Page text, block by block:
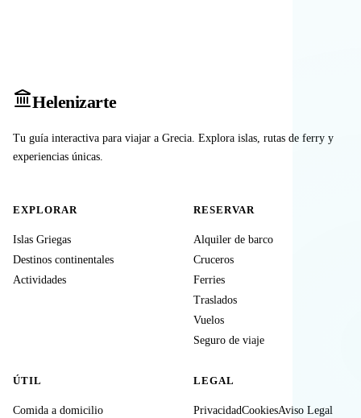
Helenizarte
Tu guía interactiva para viajar a Grecia. Explora islas, rutas de ferry y
experiencias únicas.
EXPLORAR
Islas Griegas
Destinos continentales
Actividades
RESERVAR
Alquiler de barco
Cruceros
Ferries
Traslados
Vuelos
Seguro de viaje
ÚTIL
Comida a domicilio
LEGAL
PrivacidadCookiesAviso Legal